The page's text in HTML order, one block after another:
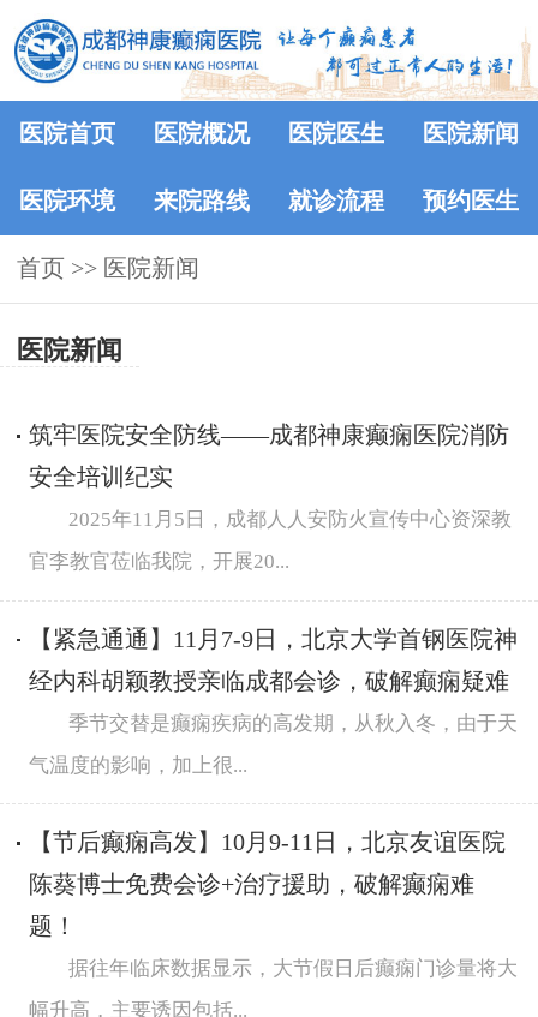
医院首页 医院概况 医院医生 医院新闻
医院环境 来院路线 就诊流程 预约医生
首页 >> 医院新闻
医院新闻
筑牢医院安全防线——成都神康癫痫医院消防
安全培训纪实
2025年11月5日，成都人人安防火宣传中心资深教
官李教官莅临我院，开展20...
【紧急通通】11月7-9日，北京大学首钢医院神
经内科胡颖教授亲临成都会诊，破解癫痫疑难
季节交替是癫痫疾病的高发期，从秋入冬，由于天
气温度的影响，加上很...
【节后癫痫高发】10月9-11日，北京友谊医院
陈葵博士免费会诊+治疗援助，破解癫痫难
题！
据往年临床数据显示，大节假日后癫痫门诊量将大
幅升高，主要诱因包括...